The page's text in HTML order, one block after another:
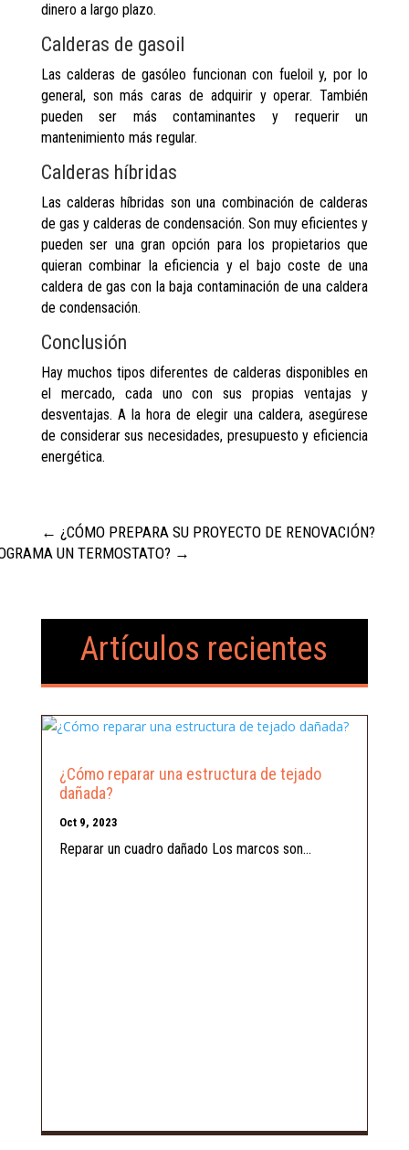
dinero a largo plazo.
Calderas de gasoil
Las calderas de gasóleo funcionan con fueloil y, por lo
general, son más caras de adquirir y operar. También
pueden ser más contaminantes y requerir un
mantenimiento más regular.
Calderas híbridas
Las calderas híbridas son una combinación de calderas
de gas y calderas de condensación. Son muy eficientes y
pueden ser una gran opción para los propietarios que
quieran combinar la eficiencia y el bajo coste de una
caldera de gas con la baja contaminación de una caldera
de condensación.
Conclusión
Hay muchos tipos diferentes de calderas disponibles en
el mercado, cada uno con sus propias ventajas y
desventajas. A la hora de elegir una caldera, asegúrese
de considerar sus necesidades, presupuesto y eficiencia
energética.
← ¿CÓMO PREPARA SU PROYECTO DE RENOVACIÓN?
UN TERMOSTATO? →
Artículos recientes
¿Cómo reparar una estructura de tejado
dañada?
Oct 9, 2023
Reparar un cuadro dañado Los marcos son...